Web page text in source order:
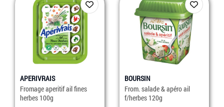
APERIVRAIS
Fromage aperitif ail fines
herbes 100g
BOURSIN
From. salade & apéro ail
f/herbes 120g